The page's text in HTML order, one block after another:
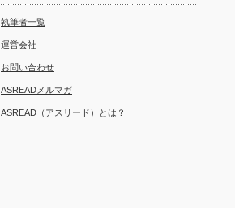
執筆者一覧
運営会社
お問い合わせ
ASREADメルマガ
ASREAD（アスリード）とは？